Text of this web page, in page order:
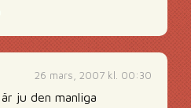
26 mars, 2007 kl. 00:30
ju den manliga